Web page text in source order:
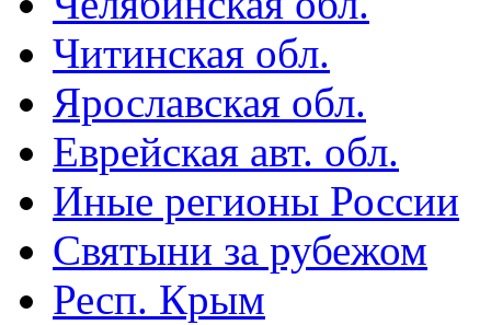
Читинская обл.
Ярославская обл.
Еврейская авт. обл.
Иные регионы России
Святыни за рубежом
Респ. Крым